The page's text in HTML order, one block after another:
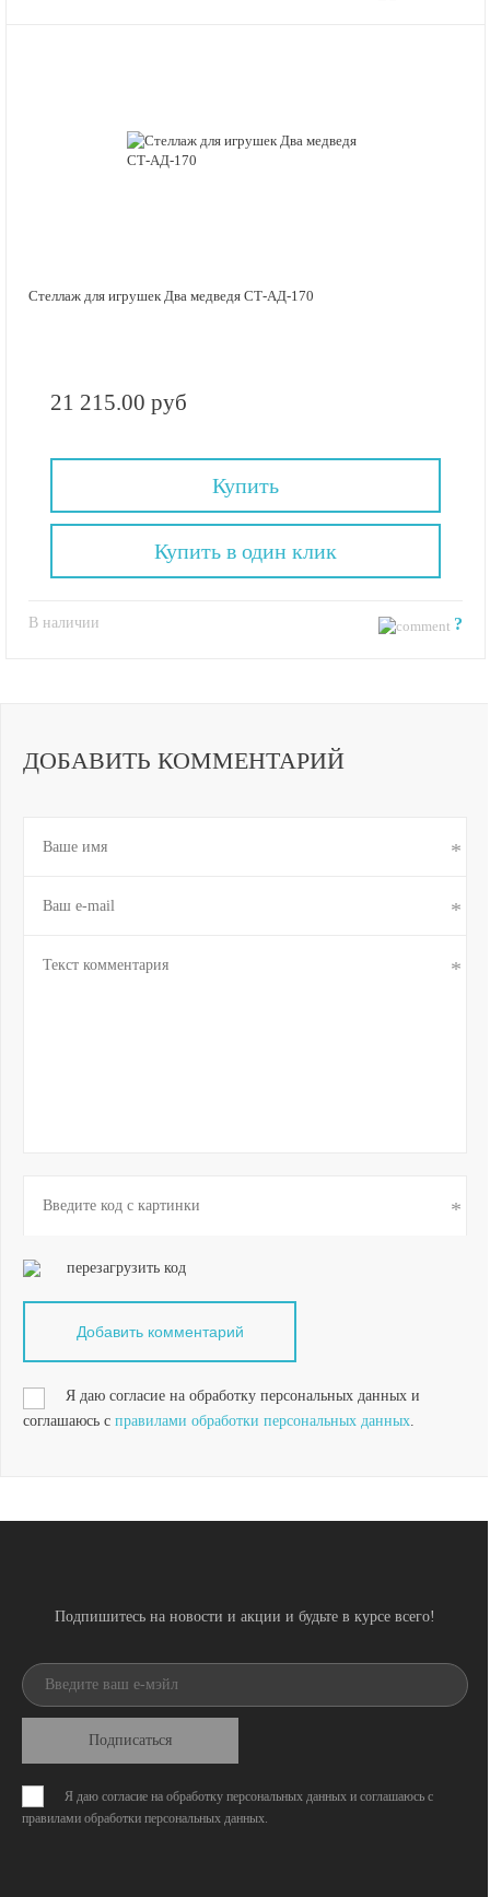
Стеллаж для игрушек Два медведя СТ-АД-170
21 215.00 руб
Купить
В наличии ?
Купить в один клик
ДОБАВИТЬ КОММЕНТАРИЙ
перезагрузить код
Я даю согласие на обработку персональных данных и
соглашаюсь с правилами обработки персональных данных
Подпишитесь на новости и акции и будьте в курсе всего!
Подписаться
Я даю согласие на обработку персональных данных и соглашаюсь с
правилами обработки персональных данных.